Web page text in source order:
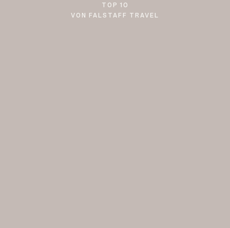
TOP 10
VON FALSTAFF TRAVEL